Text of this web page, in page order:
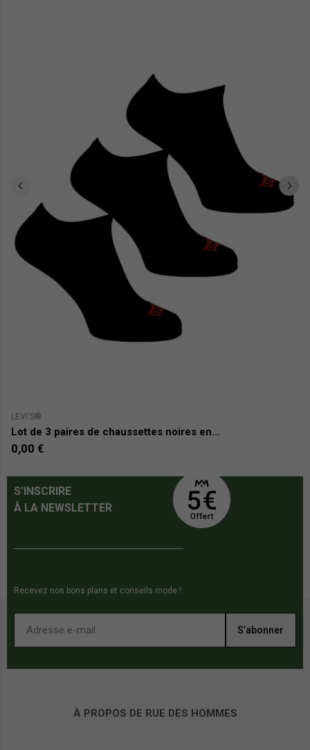
visuel, dialoguant naturellement avec l'univers esthétique Calvin
Composition détendue ou ensemble structuré,
Calvin Klein Jeans
offre des solutions polyvalentes épousant chaque contexte.
Explorez notre sélection et laissez-vous captiver par l'identité
distinctive de cette griffe emblématique.
LEVI'S®
Lot de 3 paires de chaussettes noires en...
0,00 €
S'INSCRIRE
À LA NEWSLETTER
Recevez nos bons plans et conseils mode !
S’abonner
À PROPOS DE RUE DES HOMMES